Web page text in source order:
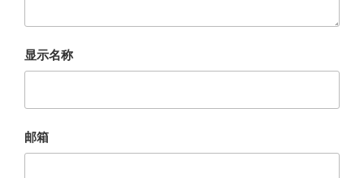
显示名称
邮箱